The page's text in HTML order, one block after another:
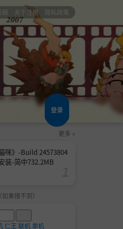
稿 关于注册 隐私政策
登录
更多 »
咪》-Build 24573804
装-简中732.2MB
果搜不到）
仁王 联机单机